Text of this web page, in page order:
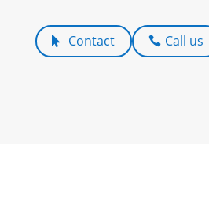
Contact Call us